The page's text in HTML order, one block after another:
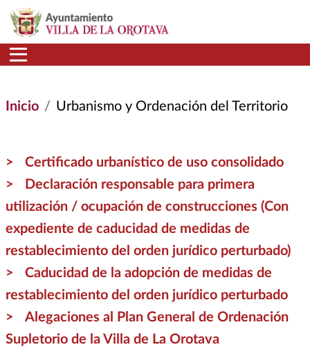
Pasar al contenido principal
Inicio Urbanismo y Ordenación del Territorio
Certificado urbanístico de uso consolidado
Declaración responsable para primera
utilización / ocupación de construcciones (Con
expediente de caducidad de medidas de
restablecimiento del orden jurídico perturbado)
Caducidad de la adopción de medidas de
restablecimiento del orden jurídico perturbado
Alegaciones al Plan General de Ordenación
Supletorio de la Villa de La Orotava